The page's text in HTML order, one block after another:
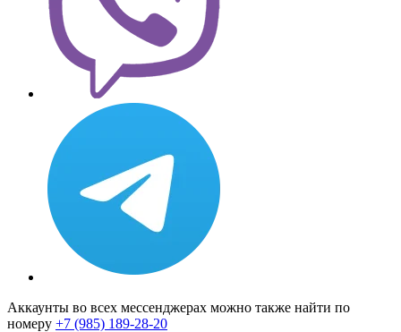
Аккаунты во всех мессенджерах можно также найти по
номеру +7 (985) 189-28-20